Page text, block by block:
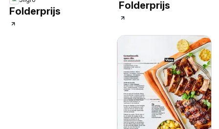
Folderprijs Folderprijs